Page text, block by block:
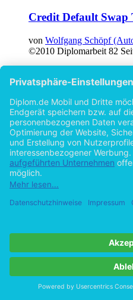
Credit Default Swap
von Wolfgang Schöpf
©2010 Diplomarbeit 82
Impressum
AGB
Vertrag widerrufen
Zur Desktop-Version
Copyright ©Imprint in der
byOpen Publishing
Cookie-Einstellungen